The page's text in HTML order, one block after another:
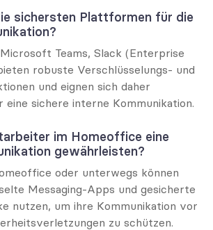
sichersten Plattformen für die
Teams, Slack (Enterprise
robuste Verschlüsselungs- und
und eignen sich daher
sichere interne Kommunikation.
im Homeoffice eine
gewährleisten?
oder unterwegs können
Messaging-Apps und gesicherte
nutzen, um ihre Kommunikation vor
zu schützen.